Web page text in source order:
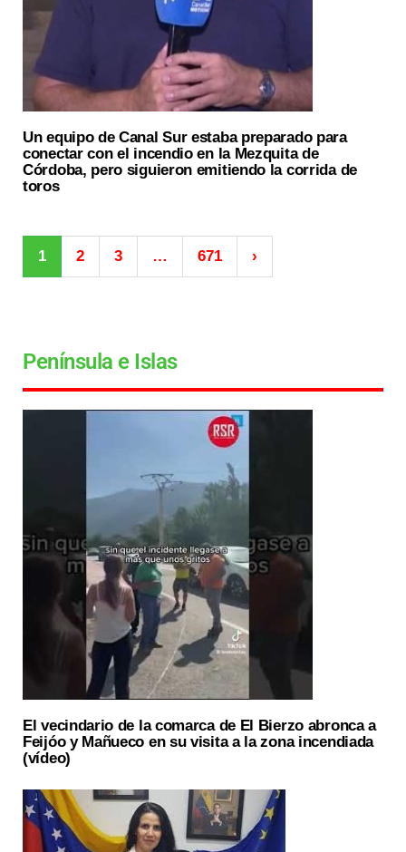
Un equipo de Canal Sur estaba preparado para
conectar con el incendio en la Mezquita de
Córdoba, pero siguieron emitiendo la corrida de
toros
1 2 3 … 671 ›
Península e Islas
El vecindario de la comarca de El Bierzo abronca a
Feijóo y Mañueco en su visita a la zona incendiada
(vídeo)